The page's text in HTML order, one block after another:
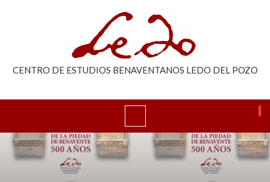
CENTRO DE ESTUDIOS BENAVENTANOS LEDO DEL POZO